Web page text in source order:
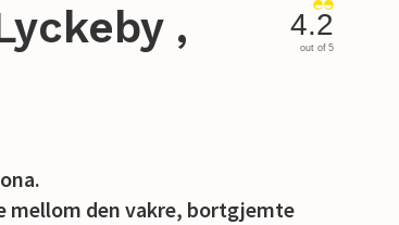
,
4.2
out of 5
mellom den vakre, bortgjemte